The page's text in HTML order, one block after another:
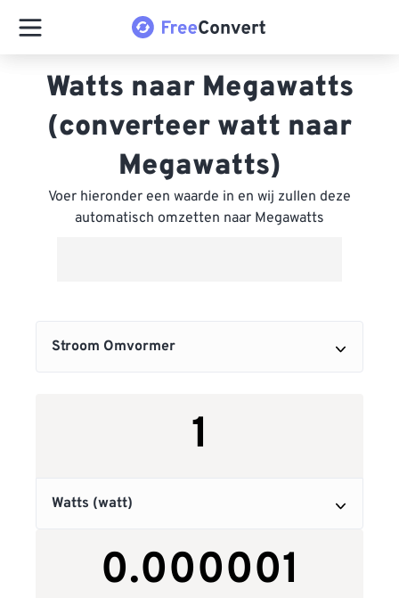
Watts naar Megawatts
(converteer watt naar
Megawatts)
Voer hieronder een waarde in en wij zullen deze
automatisch omzetten naar Megawatts